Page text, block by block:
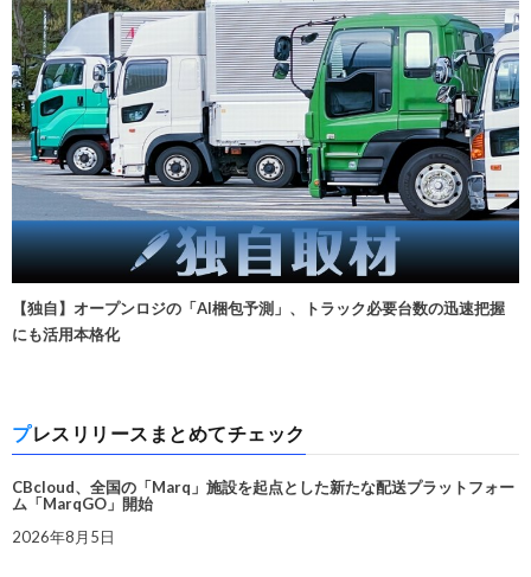
【独自】オープンロジの「AI梱包予測」、トラック必要台数の迅速把握
にも活用本格化
プレスリリースまとめてチェック
CBcloud、全国の「Marq」施設を起点とした新たな配送プラットフォー
ム「MarqGO」開始
2026年8月5日